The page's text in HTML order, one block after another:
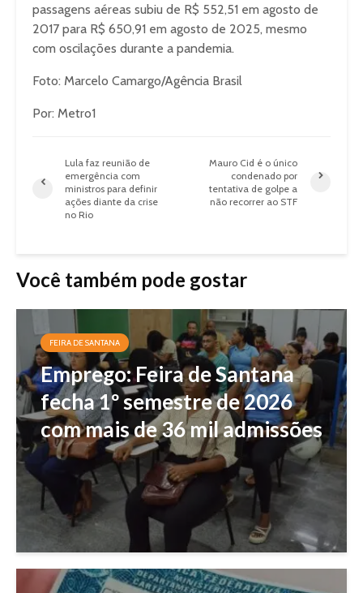
passagens aéreas subiu de R$ 552,51 em agosto de
2017 para R$ 650,91 em agosto de 2025, mesmo
com oscilações durante a pandemia.
Foto: Marcelo Camargo/Agência Brasil
Por: Metro1
Lula faz reunião de
emergência com
ministros para definir
ações diante da crise
no Rio
Mauro Cid é o único
condenado por
tentativa de golpe a
não recorrer ao STF
Você também pode gostar
FEIRA DE SANTANA
Emprego: Feira de Santana
fecha 1º semestre de 2026
com mais de 36 mil admissões